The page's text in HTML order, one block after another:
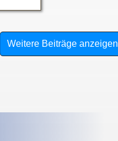
Weitere Beiträge anzeigen